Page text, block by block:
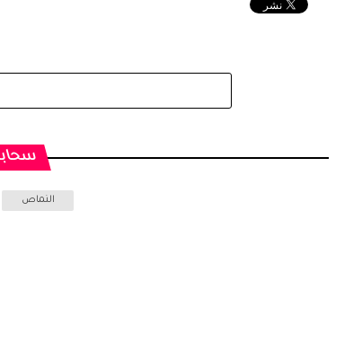
النماص